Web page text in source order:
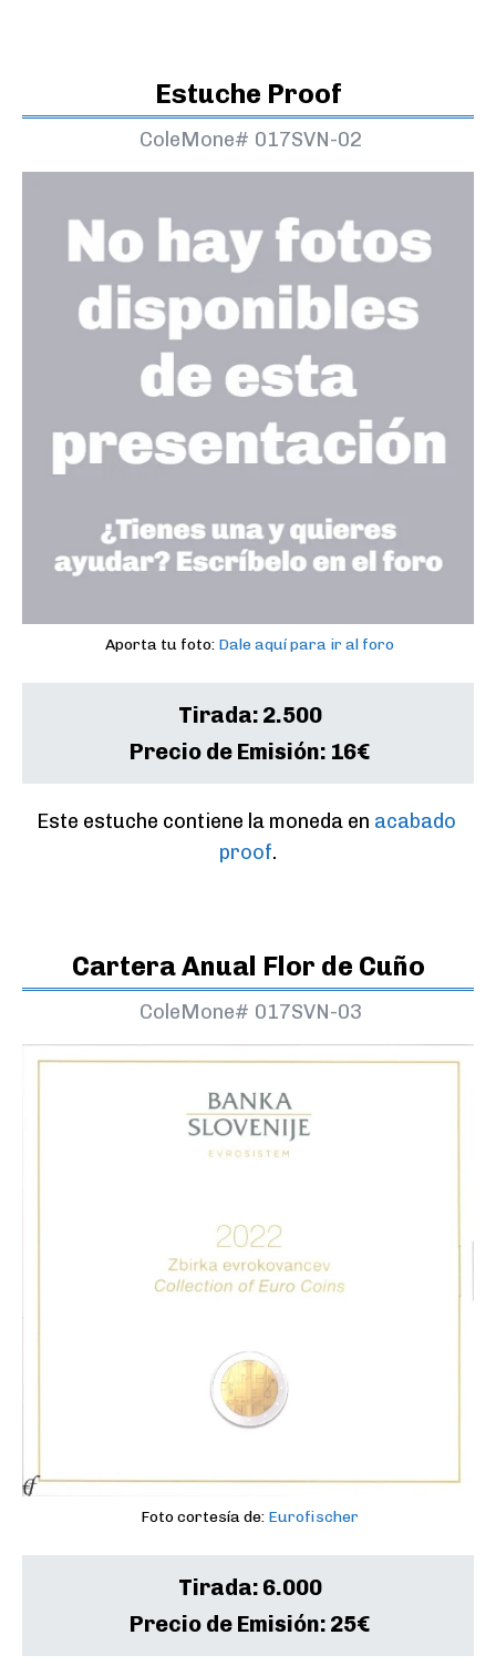
Estuche Proof
ColeMone# 017SVN-02
Aporta tu foto: Dale aquí para ir al foro
Tirada: 2.500
Precio de Emisión: 16€
Este estuche contiene la moneda en acabado
proof.
Cartera Anual Flor de Cuño
ColeMone# 017SVN-03
Foto cortesía de: Eurofischer
Tirada: 6.000
Precio de Emisión: 25€